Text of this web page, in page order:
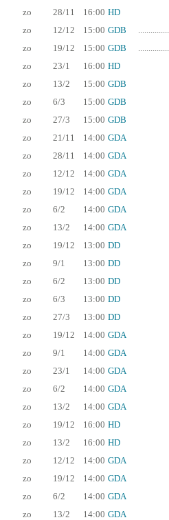
zo
28/11 16:00 HD
zo
12/12 15:00 GDB
zo
19/12 15:00 GDB
zo
23/1 16:00 HD
zo
13/2 15:00 GDB
zo
6/3 15:00 GDB
zo
27/3 15:00 GDB
zo 21/11 14:00 GDA
zo
28/11 14:00 GDA
zo
12/12 14:00 GDA
zo
19/12 14:00 GDA
zo
6/2 14:00 GDA
zo
13/2 14:00 GDA
zo 19/12 13:00 DD
zo
9/1 13:00 DD
zo
6/2 13:00 DD
zo
6/3 13:00 DD
zo
27/3 13:00 DD
zo 19/12 14:00 GDA
zo
9/1 14:00 GDA
zo
23/1 14:00 GDA
zo
6/2 14:00 GDA
zo
13/2 14:00 GDA
zo 19/12 16:00 HD
zo
13/2 16:00 HD
zo 12/12 14:00 GDA
zo
19/12 14:00 GDA
zo
6/2 14:00 GDA
zo
13/2 14:00 GDA